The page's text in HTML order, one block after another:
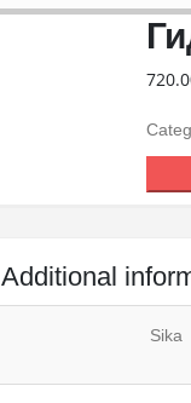
Additional
Sika